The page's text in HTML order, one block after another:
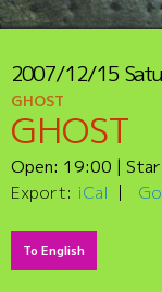
2007/12/15
GHOST
GHOST
Open: 19:00 |
Export: iCal
To English